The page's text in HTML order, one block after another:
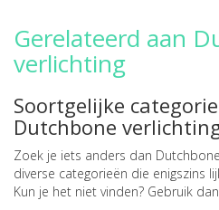
Gerelateerd aan
verlichting
Soortgelijke
Dutchbone
Zoek je iets anders dan
diverse categorieën die enigszins
Kun je het niet vinden? Gebruik